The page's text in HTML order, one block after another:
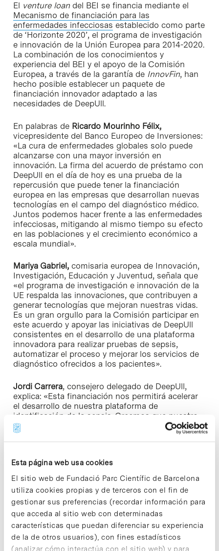
Esta página web usa cookies
El sitio web de Fundació Parc Científic de Barcelona
utiliza cookies propias y de terceros con el fin de
gestionar sus preferencias (recordar información para
que acceda al sitio web con determinadas
características que puedan diferenciar su experiencia
de la de otros usuarios), con fines estadísticos
(analizar cómo interactúa con el sitio web) y para
El venture loandel BEI se financia mediante el
Mecanismo de financiación para las
enfermedades infecciosas establecido como parte
de ‘Horizonte 2020’, el programa de investigación
e innovación de la Unión Europea para 2014-2020.
La combinación de los conocimientos y
experiencia del BEI y el apoyo de la Comisión
Europea, a través de la garantía de InnovFin, han
hecho posible establecer un paquete de
financiación innovador adaptado a las
necesidades de DeepUll.
En palabras deRicardo Mourinho Félix,
vicepresidente del Banco Europeo de Inversiones:
«La cura de enfermedades globales solo puede
alcanzarse con una mayor inversión en
innovación. La firma del acuerdo de préstamo con
DeepUll en el día de hoy es una prueba de la
repercusión que puede tener la financiación
europea en las empresas que desarrollan nuevas
tecnologías en el campo del diagnóstico médico.
Juntos podemos hacer frente a las enfermedades
infecciosas, mitigando al mismo tiempo su efecto
en las poblaciones y el crecimiento económico a
escala mundial».
Mariya Gabriel,comisaria europea de Innovación,
Investigación, Educación y Juventud, señala que
«el programa de investigación e innovación de la
UE respalda las innovaciones, que contribuyen a
generar tecnologías que mejoran nuestras vidas.
Es un gran orgullo para la Comisión participar en
este acuerdo y apoyar las iniciativas de DeepUll
consistentes en el desarrollo de una plataforma
innovadora para realizar pruebas de sepsis,
automatizar el proceso y mejorar los servicios de
diagnóstico ofrecidos a los pacientes».
Jordi Carrera, consejero delegado de DeepUll,
explica: «Esta financiación nos permitirá acelerar
el desarrollo de nuestra plataforma de
identificación de la sepsis. Creemos que nuestro
producto ofrece un enorme potencial para mejorar
los resultados de los pacientes y agilizar los
procesos hospitalarios, con el fin de identificar lo
riesgo y respaldar las decisiones de tratamiento».
Diagnóstico de la sepsis
Su producto para la septicemia está diseñado
para detectar más de 250 patógenos diferentes y
unos 15 genes de resistencia en una hora a partir
de 10 mililitros de sangre. En unas ocho horas, se
obtendrán resultados fenotípicos de